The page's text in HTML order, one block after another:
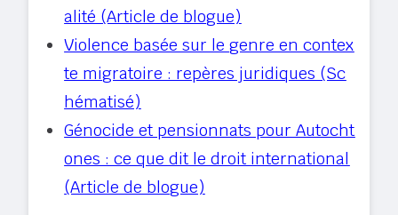
alité (Article de blogue)
Violence basée sur le genre en contex
te migratoire : repères juridiques (Sc
hématisé)
Génocide et pensionnats pour Autocht
ones : ce que dit le droit international
(Article de blogue)